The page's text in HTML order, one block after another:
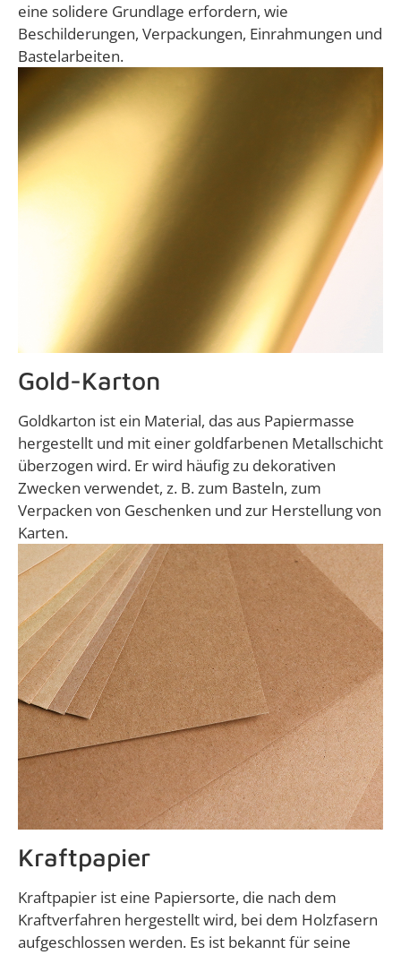
eine solidere Grundlage erfordern, wie
Beschilderungen, Verpackungen, Einrahmungen und
Bastelarbeiten.
Gold-Karton
Goldkarton ist ein Material, das aus Papiermasse
hergestellt und mit einer goldfarbenen Metallschicht
überzogen wird. Er wird häufig zu dekorativen
Zwecken verwendet, z. B. zum Basteln, zum
Verpacken von Geschenken und zur Herstellung von
Karten.
Kraftpapier
Kraftpapier ist eine Papiersorte, die nach dem
Kraftverfahren hergestellt wird, bei dem Holzfasern
aufgeschlossen werden. Es ist bekannt für seine